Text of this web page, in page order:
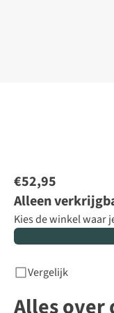
€52,95
Alleen
Kies de winkel waar
Vergelijk